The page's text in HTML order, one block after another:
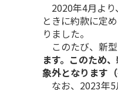
2020年4月より
ときに約款に定
りました。
このたび、新
ます。このため
象外となります
なお、2023年5